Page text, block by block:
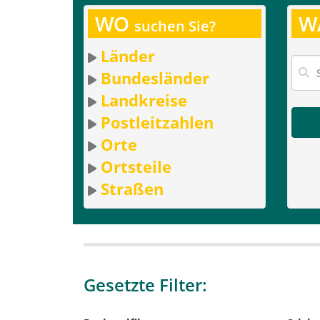
WO suchen Sie?
Länder
Bundesländer
Landkreise
Postleitzahlen
Orte
Ortsteile
Straßen
Gesetzte Filter: